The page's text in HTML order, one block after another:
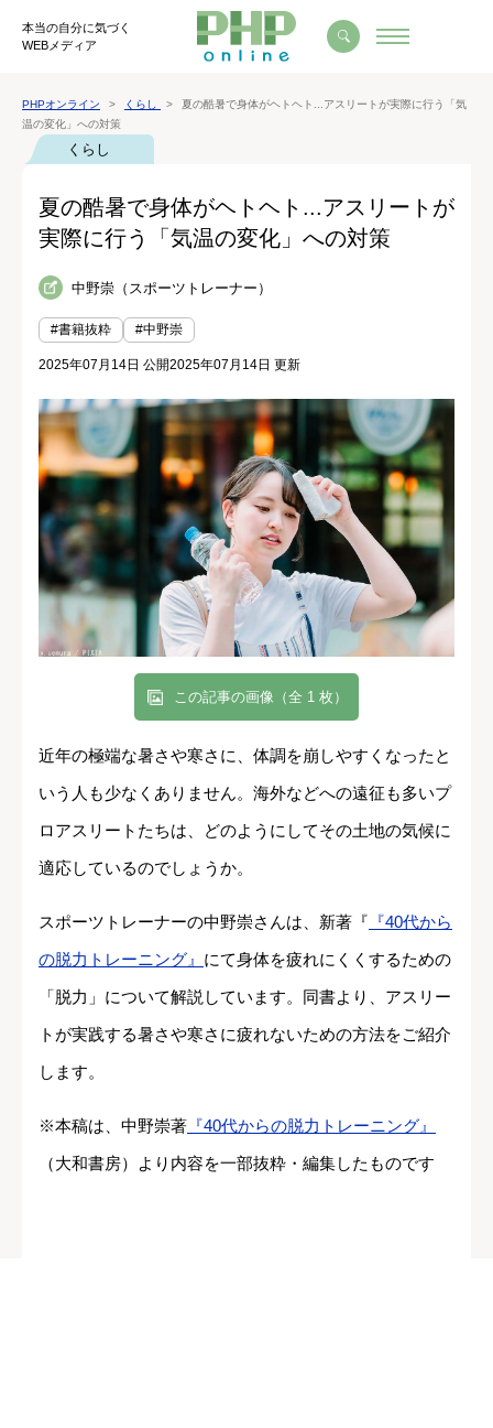
本当の自分に気づく
WEBメディア
PHPオンライン くらし
夏の酷暑で身体がヘトヘト...アスリートが実際に行う「気
温の変化」への対策
くらし
夏の酷暑で身体がヘトヘト...アスリートが
実際に行う「気温の変化」への対策
中野崇（スポーツトレーナー）
#書籍抜粋 #中野崇
2025年07月14日 公開2025年07月14日 更新
この記事の画像（全 1 枚）
近年の極端な暑さや寒さに、体調を崩しやすくなったと
いう人も少なくありません。海外などへの遠征も多いプ
ロアスリートたちは、どのようにしてその土地の気候に
適応しているのでしょうか。
スポーツトレーナーの中野崇さんは、新著『 『40代から
の脱力トレーニング』 にて身体を疲れにくくするための
「脱力」について解説しています。同書より、アスリー
トが実践する暑さや寒さに疲れないための方法をご紹介
します。
※本稿は、中野崇著 『40代からの脱力トレーニング』
（大和書房）より内容を一部抜粋・編集したものです